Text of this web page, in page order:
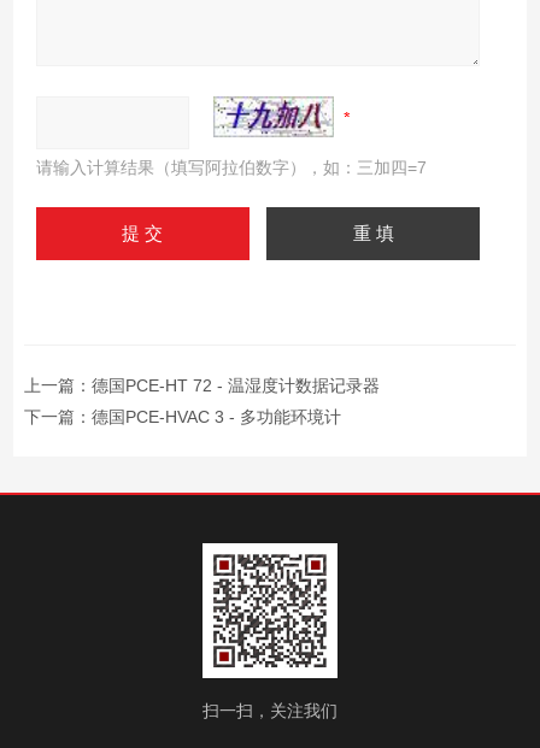
请输入计算结果（填写阿拉伯数字），如：三加四=7
上一篇： 德国PCE-HT 72 - 温湿度计数据记录器
下一篇： 德国PCE-HVAC 3 - 多功能环境计
扫一扫，关注我们